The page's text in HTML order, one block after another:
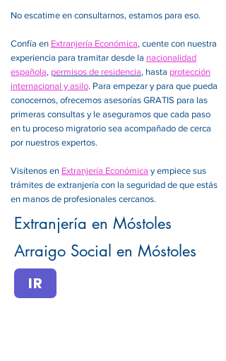
No escatime en consultarnos, estamos para eso.
Confía en Extranjería Económica, cuente con nuestra
experiencia para tramitar desde la nacionalidad
española, permisos de residencia, hasta protección
internacional y asilo. Para empezar y para que pueda
conocernos, ofrecemos asesorías GRATIS para las
primeras consultas y le aseguramos que cada paso
en tu proceso migratorio sea acompañado de cerca
por nuestros expertos.
Visítenos en Extranjería Económica y empiece sus
trámites de extranjería con la seguridad de que estás
en manos de profesionales cercanos.
Extranjería en Móstoles
Arraigo Social en Móstoles
IR